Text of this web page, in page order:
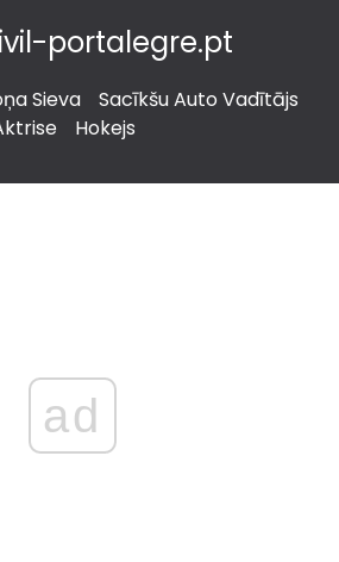
portalegre.pt
Sieva
Sacīkšu Auto Vadītājs
Hokejs
ad